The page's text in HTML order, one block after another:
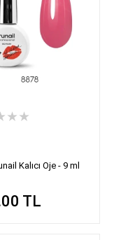
Kalıcı Oje - 9 ml
TL